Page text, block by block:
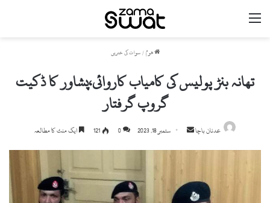
مینو
ھوم / سوات کی خبریں
تھانہ بنڑ پولیس کی کامیاب کاروائی،پشاور کا ڈکیت
گروپ گرفتار
عدنان باچا
Send ستمبر 18, 2023 0
121 ایک منٹ کا مطالعہ